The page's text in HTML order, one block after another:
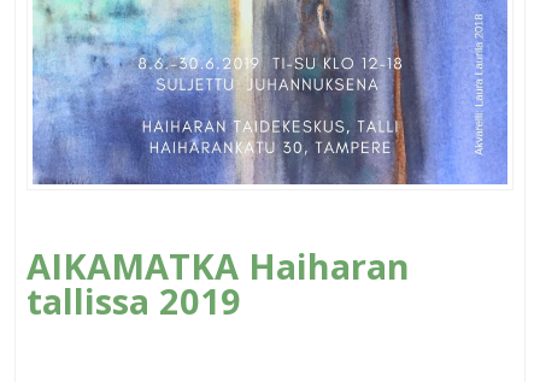
AIKAMATKA Haiharan
tallissa 2019